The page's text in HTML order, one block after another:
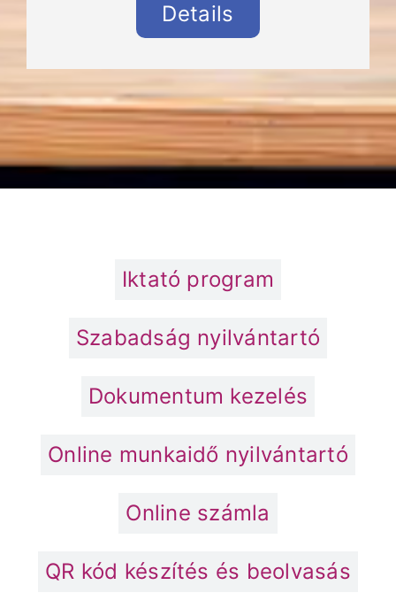
Details
Iktató program
Szabadság nyilvántartó
Dokumentum kezelés
Online munkaidő nyilvántartó
Online számla
QR kód készítés és beolvasás